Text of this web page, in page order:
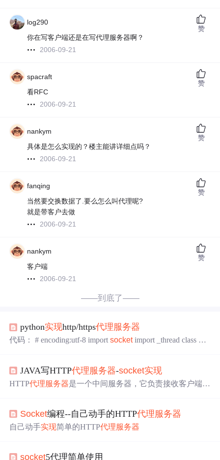
log290
你在写客户端还是在写代理服务器啊？
2006-09-21
赞
spacraft
看RFC
2006-09-21
赞
nankym
具体是怎么实现的？楼主能讲详细点吗？
2006-09-21
赞
fanqing
当然要交换数据了.要么怎么叫代理呢?
就是带客户去做
2006-09-21
赞
nankym
客户端
2006-09-21
赞
——到底了——
python实现http/https代理服务器
代码： # encoding:utf-8 importsocketimport _thread class He
JAVA写HTTP代理服务器-socket实现
HTTP代理服务器是一个中间服务器，它负责接收客户端的
TP请求，如GET、POST、PUT、DELETE等，并可以
HTTPS请求。在开发Web应用程序时，使用
Socket编程--自己动手的HTTP代理服务器
自己动手实现简单的HTTP代理服务器
socket5代理简单使用